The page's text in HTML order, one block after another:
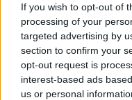
If you wish to opt-out of
processing of your
targeted advertising by
section to confirm your
opt-out request is
interest-based ads
us or personal
Πόλος έλξης
που προβάλλονται
21.05.2024, 16:06